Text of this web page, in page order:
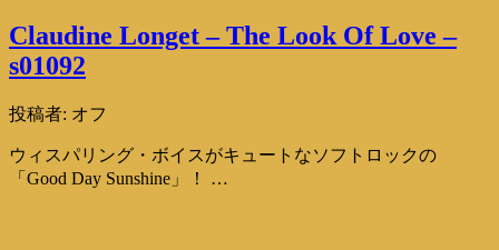
Claudine Longet – The Look Of Love –
s01092
投稿者: オフ
ウィスパリング・ボイスがキュートなソフトロックの
「Good Day Sunshine」！ …